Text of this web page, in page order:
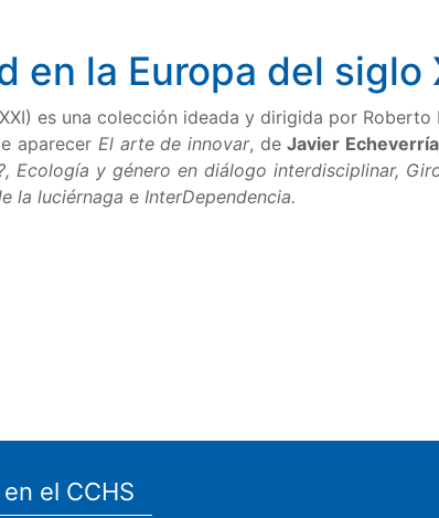
en la Europa del siglo
es una colección ideada y dirigida por
aparecer El arte de innovar, deJavier Echeverría
y género en diálogo interdisciplinar,
la luciérnaga e InterDependencia.
el CCHS